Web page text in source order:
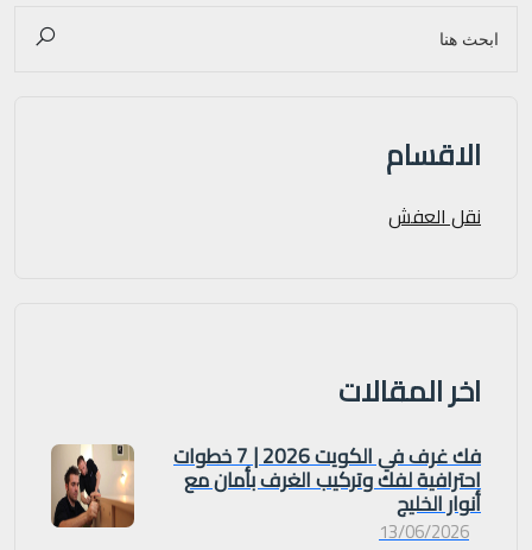
الاقسام
نقل العفش
اخر المقالات
فك غرف في الكويت 2026 | 7 خطوات
احترافية لفك وتركيب الغرف بأمان مع
أنوار الخليج
13/06/2026